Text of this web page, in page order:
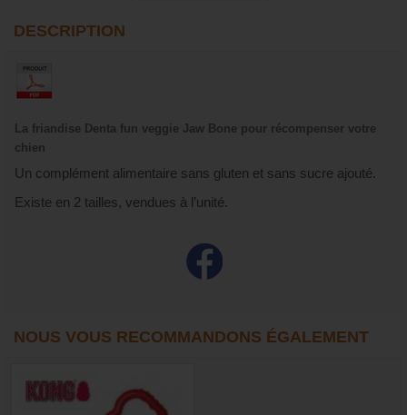
DESCRIPTION
La friandise Denta fun veggie Jaw Bone pour récompenser votre
chien
Un complément alimentaire sans gluten et sans sucre ajouté.
Existe en 2 tailles, vendues à l’unité.
NOUS VOUS RECOMMANDONS ÉGALEMENT